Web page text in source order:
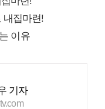
내집마련!
이유
기자